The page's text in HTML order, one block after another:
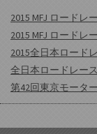
2015 MFJ ロードレ
2015 MFJ ロードレ
2015全日本ロード
全日本ロードレー
第42回東京モータ